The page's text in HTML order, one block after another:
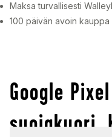
Maksa turvallisesti
100 päivän avoin kauppa
Google
suojakuori,